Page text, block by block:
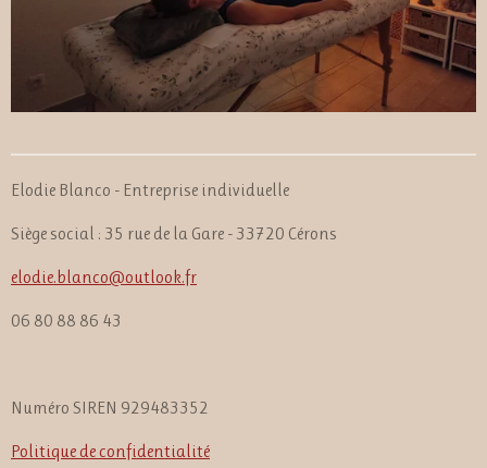
Elodie Blanco - Entreprise individuelle
Siège social : 35 rue de la Gare - 33720 Cérons
elodie.blanco@outlook.fr
06 80 88 86 43
Numéro SIREN 929483352
Politique de confidentialité